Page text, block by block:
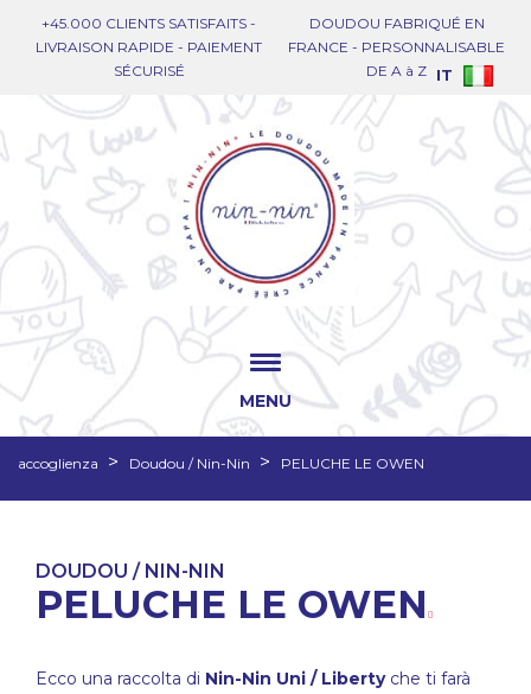
+45.000 CLIENTS SATISFAITS -
LIVRAISON RAPIDE - PAIEMENT
SÉCURISÉ
DOUDOU FABRIQUÉ EN
FRANCE - PERSONNALISABLE
DE A à Z IT
MENU
accoglienza Doudou / Nin-Nin PELUCHE LE OWEN
DOUDOU / NIN-NIN
PELUCHE LE OWEN
Ecco una raccolta di Nin-Nin Uni / Libertyche ti farà